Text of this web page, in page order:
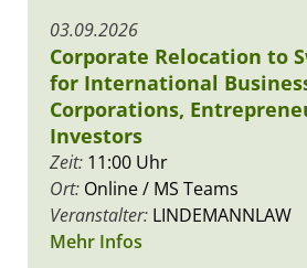
03.09.2026
Corporate Relocation to
for International
Corporations,
Investors
Zeit: 11:00 Uhr
Ort: Online / MS Teams
Veranstalter: LINDEMANNLAW
Mehr Infos